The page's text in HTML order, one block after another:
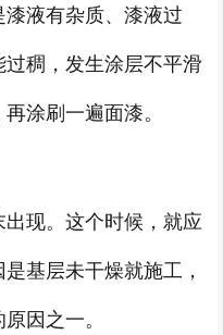
液有杂质、漆液过
稠，发生涂层不平滑
涂刷一遍面漆。
现。这个时候，就应
基层未干燥就施工，
因之一。